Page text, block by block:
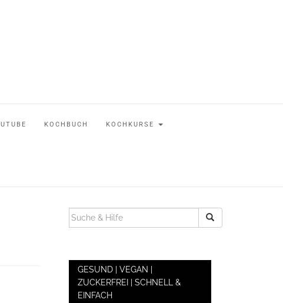
KOCHBUCH KOCHKURSE
SUCHEN
NACH:
GESUND | VEGAN |
ZUCKERFREI | SCHNELL &
EINFACH